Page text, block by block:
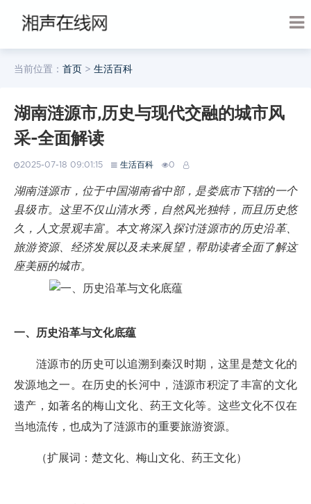
当前位置： 首页 > 生活百科
湖南涟源市,历史与现代交融的城市风
采-全面解读
2025-07-18 09:01:15 生活百科 0
湖南涟源市，位于中国湖南省中部，是娄底市下辖的一个
县级市。这里不仅山清水秀，自然风光独特，而且历史悠
久，人文景观丰富。本文将深入探讨涟源市的历史沿革、
旅游资源、经济发展以及未来展望，帮助读者全面了解这
座美丽的城市。
一、历史沿革与文化底蕴
涟源市的历史可以追溯到秦汉时期，这里是楚文化的
发源地之一。在历史的长河中，涟源市积淀了丰富的文化
遗产，如著名的梅山文化、药王文化等。这些文化不仅在
当地流传，也成为了涟源市的重要旅游资源。
（扩展词：楚文化、梅山文化、药王文化）